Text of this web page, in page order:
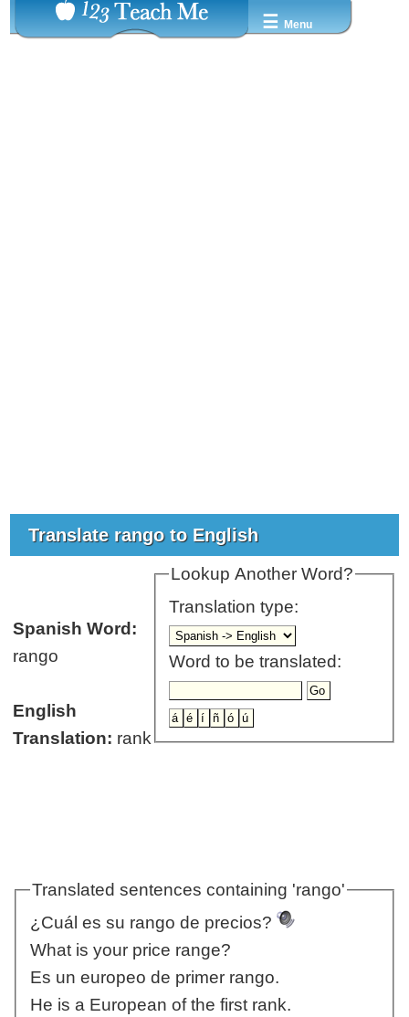
☰ Menu
Translate rango to English
Lookup Another Word?
Translation type:
Word to be translated:
Spanish Word:
rango
English
Translation: rank
Translated sentences containing 'rango'
¿Cuál es su rango de precios?
What is your price range?
Es un europeo de primer rango.
He is a European of the first rank.